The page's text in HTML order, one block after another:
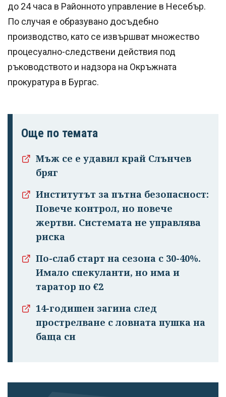
Успешно
профила си!
до 24 часа в Районното управление в Несебър.
По случая е образувано досъдебно
производство, като се извършват множество
процесуално-следствени действия под
ръководството и надзора на Окръжната
прокуратура в Бургас.
Още по темата
Мъж се е удавил край Слънчев
бряг
Институтът за пътна безопасност:
Повече контрол, но повече
жертви. Системата не управлява
риска
По-слаб старт на сезона с 30-40%.
Имало спекуланти, но има и
таратор по €2
14-годишен загина след
прострелване с ловната пушка на
баща си